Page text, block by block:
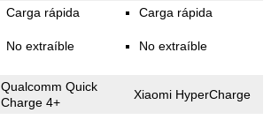
Carga rápida
No extraíble
Carga rápida
No extraíble
Qualcomm Quick
Charge 4+
Xiaomi HyperCharge